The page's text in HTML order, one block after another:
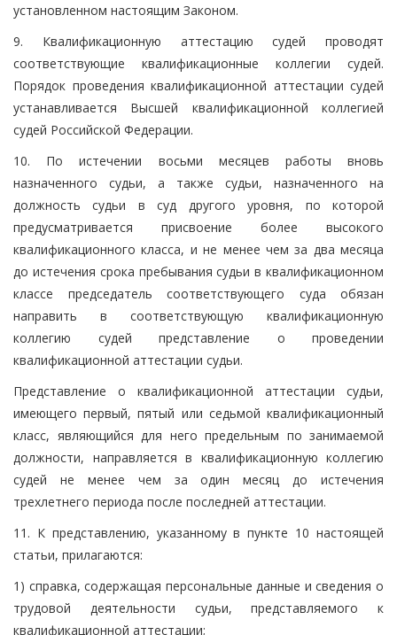
установленном настоящим Законом.
9. Квалификационную аттестацию судей проводят
соответствующие квалификационные коллегии судей.
Порядок проведения квалификационной аттестации судей
устанавливается Высшей квалификационной коллегией
судей Российской Федерации.
10. По истечении восьми месяцев работы вновь
назначенного судьи, а также судьи, назначенного на
должность судьи в суд другого уровня, по которой
предусматривается присвоение более высокого
квалификационного класса, и не менее чем за два месяца
до истечения срока пребывания судьи в квалификационном
классе председатель соответствующего суда обязан
направить в соответствующую квалификационную
коллегию судей представление о проведении
квалификационной аттестации судьи.
Представление о квалификационной аттестации судьи,
имеющего первый, пятый или седьмой квалификационный
класс, являющийся для него предельным по занимаемой
должности, направляется в квалификационную коллегию
судей не менее чем за один месяц до истечения
трехлетнего периода после последней аттестации.
11. К представлению, указанному в пункте 10 настоящей
статьи, прилагаются:
1) справка, содержащая персональные данные и сведения о
трудовой деятельности судьи, представляемого к
квалификационной аттестации;